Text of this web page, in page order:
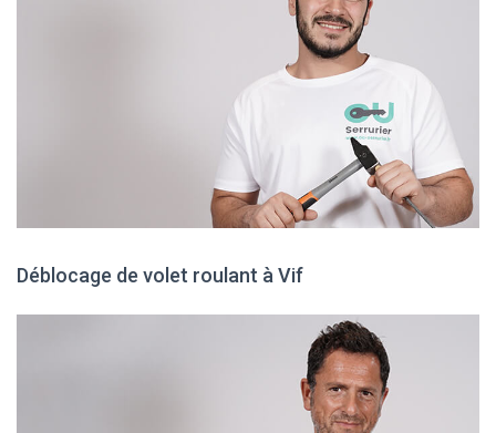
Déblocage de volet roulant à Vif